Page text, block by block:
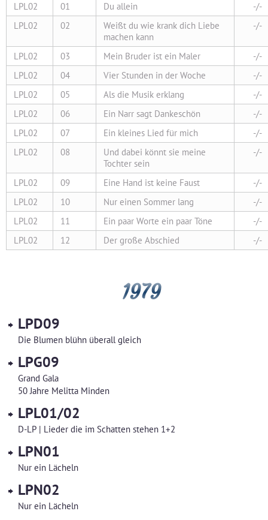
LPL02 01 Du allein
-/-
LPL02
02
Weißt du wie krank dich Liebe
machen kann
-/-
LPL02 03 Mein Bruder ist ein Maler
-/-
LPL02
04 Vier Stunden in der Woche
-/-
LPL02
05 Als die Musik erklang
-/-
LPL02
06 Ein Narr sagt Dankeschön
-/-
LPL02
07 Ein kleines Lied für mich
-/-
LPL02
08
Und dabei könnt sie meine
Tochter sein
-/-
LPL02 09 Eine Hand ist keine Faust
-/-
LPL02
10 Nur einen Sommer lang
-/-
LPL02
11 Ein paar Worte ein paar Töne
-/-
LPL02
12 Der große Abschied -/-
1979
LPD09
Die Blumen blühn überall gleich
LPG09
Grand Gala
50 Jahre Melitta Minden
LPL01/02
D-LP | Lieder die im Schatten stehen 1+2
LPN01
Nur ein Lächeln
LPN02
Nur ein Lächeln